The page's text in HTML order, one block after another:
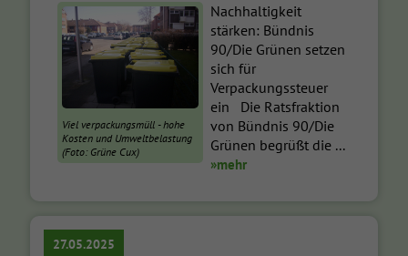
Viel verpackungsmüll - hohe
Kosten und Umweltbelastung
(Foto: Grüne Cux)
Nachhaltigkeit
stärken: Bündnis
90/Die Grünen setzen
sich für
Verpackungssteuer
ein Die Ratsfraktion
von Bündnis 90/Die
Grünen begrüßt die ...
»mehr
27.05.2025